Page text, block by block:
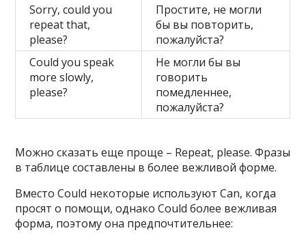
Sorry, could you
repeat that,
please?
Простите, не могли
бы вы повторить,
пожалуйста?
Could you speak
more slowly,
please?
Не могли бы вы
говорить
помедленнее,
пожалуйста?
Можно сказать еще проще – Repeat, please. Фразы
в таблице составлены в более вежливой форме.
Вместо Could некоторые используют Can, когда
просят о помощи, однако Could более вежливая
форма, поэтому она предпочтительнее: